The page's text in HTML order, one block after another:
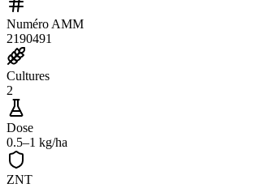
Numéro AMM
2190491
Cultures
2
Dose
0.5–1 kg/ha
ZNT